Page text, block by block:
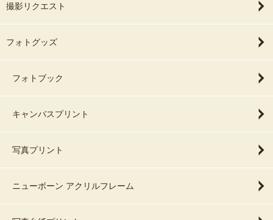
撮影リクエスト
フォトグッズ
フォトブック
キャンバスプリント
写真プリント
ニューボーン アクリルフレーム